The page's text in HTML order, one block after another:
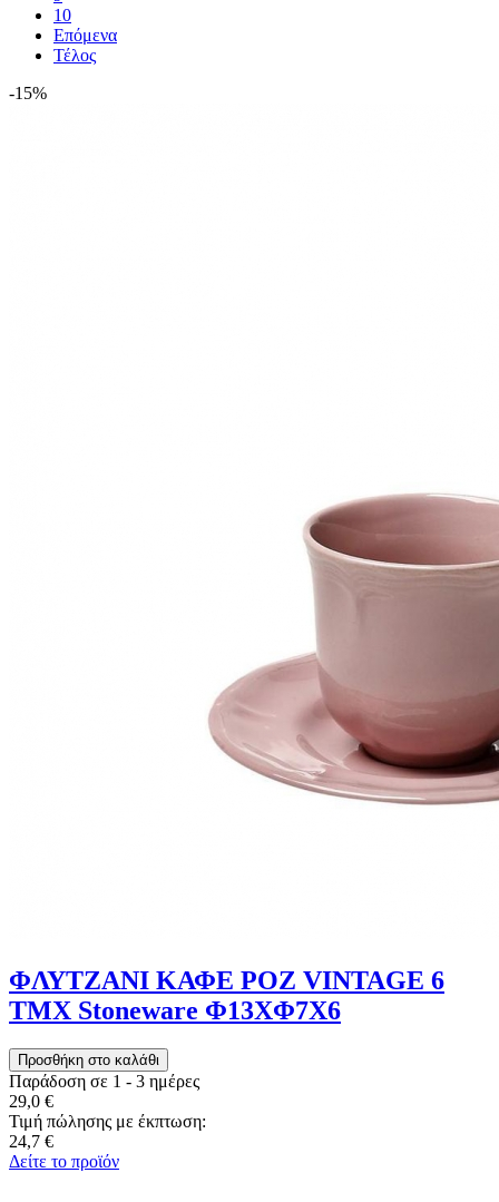
10
Επόμενα
Τέλος
-15%
ΦΛΥΤΖΑNΙ ΚΑΦΕ ΡΟΖ VINTAGE 6
ΤΜΧ Stoneware Φ13ΧΦ7Χ6
Παράδοση σε 1 - 3 ημέρες
29,0 €
Τιμή πώλησης με έκπτωση:
24,7 €
Δείτε το προϊόν